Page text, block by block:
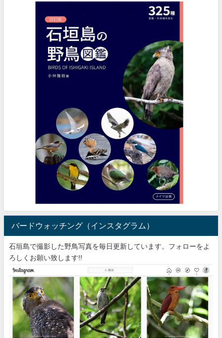
バードウォッチング（インスタグラム）
石垣島で撮影した野鳥写真を毎日更新しています。フォローをよ
ろしくお願い致します!!